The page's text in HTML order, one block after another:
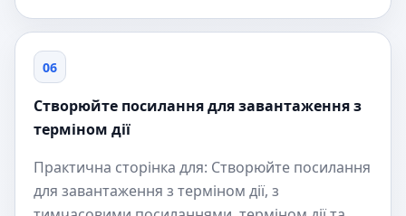
06
Створюйте посилання для завантаження з
терміном дії
Практична сторінка для: Створюйте посилання
для завантаження з терміном дії, з